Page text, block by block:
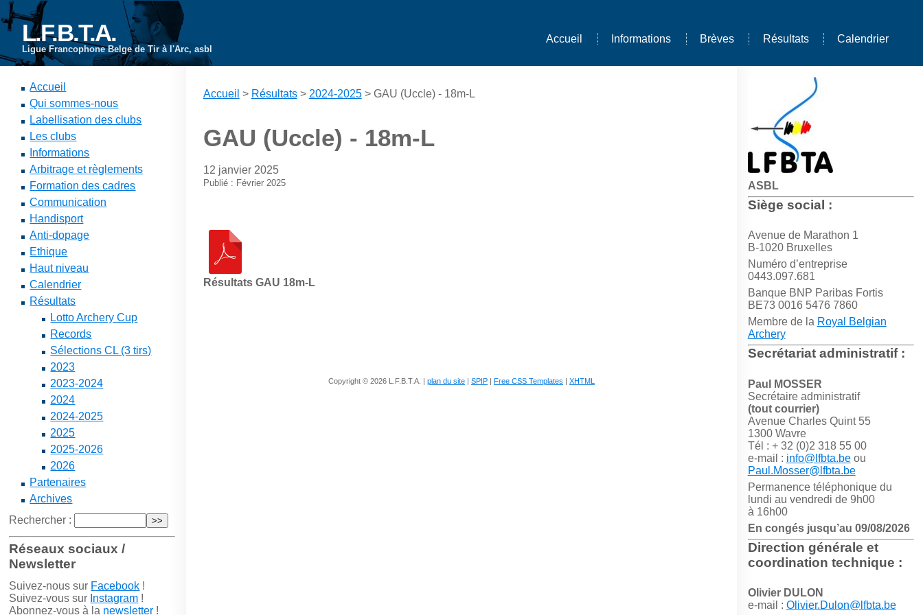
L.F.B.T.A.
Ligue Francophone Belge de Tir à l'Arc, asbl
Accueil Informations Brèves Résultats Calendrier
ASBL
Siège social :
Avenue de Marathon 1
B-1020 Bruxelles
Numéro d’entreprise
0443.097.681
Banque BNP Paribas Fortis
BE73 0016 5476 7860
Membre de la Royal Belgian
Archery
Secrétariat administratif :
Paul MOSSER
Secrétaire administratif
(tout courrier)
Avenue Charles Quint 55
1300 Wavre
Tél : + 32 (0)2 318 55 00
e-mail : info@lfbta.beou
Paul.Mosser@lfbta.be
Permanence téléphonique du
lundi au vendredi de 9h00
à 16h00
En congés jusqu’au 09/08/2026
Direction générale et
coordination technique :
Olivier DULON
e-mail : Olivier.Dulon@lfbta.be
Accueil
Qui sommes-nous
Labellisation des clubs
Les clubs
Informations
Arbitrage et règlements
Formation des cadres
Communication
Handisport
Anti-dopage
Ethique
Haut niveau
Calendrier
Résultats
Lotto Archery Cup
Records
Sélections CL (3 tirs)
2023
2023-2024
2024
2024-2025
2025
2025-2026
2026
Partenaires
Archives
Rechercher :
Réseaux sociaux /
Newsletter
Suivez-nous sur Facebook !
Suivez-vous sur Instagram !
Abonnez-vous à la newsletter !
Accueil > Résultats> 2024-2025> GAU (Uccle) - 18m-L
GAU (Uccle) - 18m-L
12 janvier 2025
Publié : Février 2025
Résultats GAU 18m-L
Copyright © 2026 L.F.B.T.A. | plan du site | SPIP | Free CSS Templates | XHTML